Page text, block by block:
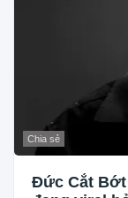
Chia sẻ
Đức Cắt Bớt